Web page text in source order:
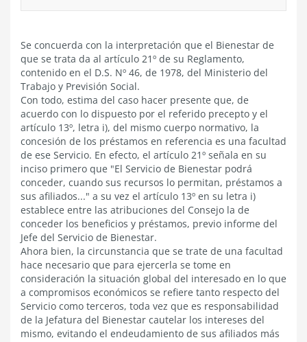
Se concuerda con la interpretación que el Bienestar de
que se trata da al artículo 21º de su Reglamento,
contenido en el D.S. Nº 46, de 1978, del Ministerio del
Trabajo y Previsión Social.
Con todo, estima del caso hacer presente que, de
acuerdo con lo dispuesto por el referido precepto y el
artículo 13º, letra i), del mismo cuerpo normativo, la
concesión de los préstamos en referencia es una facultad
de ese Servicio. En efecto, el artículo 21º señala en su
inciso primero que "El Servicio de Bienestar podrá
conceder, cuando sus recursos lo permitan, préstamos a
sus afiliados..." a su vez el artículo 13º en su letra i)
establece entre las atribuciones del Consejo la de
conceder los beneficios y préstamos, previo informe del
Jefe del Servicio de Bienestar.
Ahora bien, la circunstancia que se trate de una facultad
hace necesario que para ejercerla se tome en
consideración la situación global del interesado en lo que
a compromisos económicos se refiere tanto respecto del
Servicio como terceros, toda vez que es responsabilidad
de la Jefatura del Bienestar cautelar los intereses del
mismo, evitando el endeudamiento de sus afiliados más